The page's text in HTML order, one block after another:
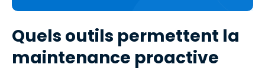
Quels outils permettent la
maintenance proactive